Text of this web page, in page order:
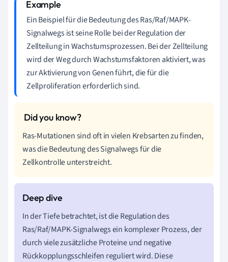
Ein Beispiel für die Bedeutung des Ras/Raf/MAPK-
Signalwegs ist seine Rolle bei der Regulation der
Zellteilung in Wachstumsprozessen. Bei der Zellteilung
wird der Weg durch Wachstumsfaktoren aktiviert, was
zur Aktivierung von Genen führt, die für die
Zellproliferation erforderlich sind.
Ras-Mutationen sind oft in vielen Krebsarten zu finden,
was die Bedeutung des Signalwegs für die
Zellkontrolle unterstreicht.
In der Tiefe betrachtet, ist die Regulation des
Ras/Raf/MAPK-Signalwegs ein komplexer Prozess, der
durch viele zusätzliche Proteine und negative
Rückkopplungsschleifen reguliert wird. Diese